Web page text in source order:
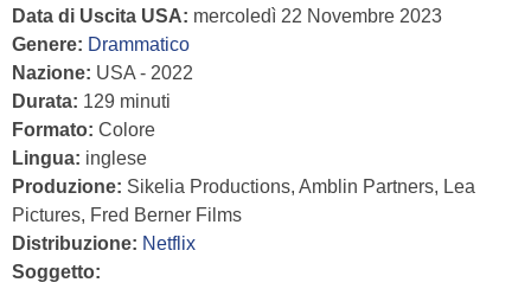
Data di Uscita USA: mercoledì 22 Novembre 2023
Genere: Drammatico
Nazione: USA - 2022
Durata: 129 minuti
Formato: Colore
Lingua: inglese
Produzione: Sikelia Productions, Amblin Partners, Lea
Pictures, Fred Berner Films
Distribuzione: Netflix
Soggetto: